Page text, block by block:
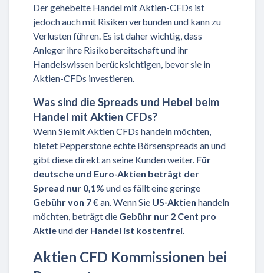
Der gehebelte Handel mit Aktien-CFDs ist
jedoch auch mit Risiken verbunden und kann zu
Verlusten führen. Es ist daher wichtig, dass
Anleger ihre Risikobereitschaft und ihr
Handelswissen berücksichtigen, bevor sie in
Aktien-CFDs investieren.
Was sind die Spreads und Hebel beim
Handel mit Aktien CFDs?
Wenn Sie mit Aktien CFDs handeln möchten,
bietet Pepperstone echte Börsenspreads an und
gibt diese direkt an seine Kunden weiter. Für
deutsche und Euro-Aktien beträgt der
Spread nur 0,1% und es fällt eine geringe
Gebühr von 7 €an. Wenn Sie US-Aktien handeln
möchten, beträgt die Gebühr nur 2 Cent pro
Aktieund der Handel ist kostenfrei.
Aktien CFD Kommissionen bei